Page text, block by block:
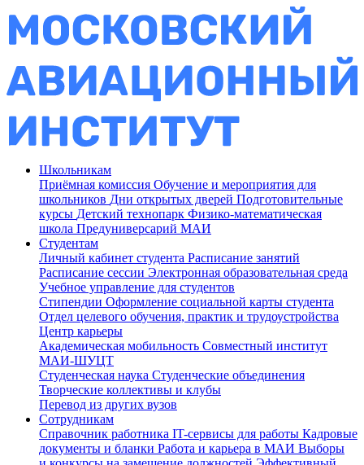
Школьникам
Приёмная комиссия Обучение и мероприятия для
школьников Дни открытых дверей Подготовительные
курсы Детский технопарк Физико-математическая
школа Предуниверсарий МАИ
Студентам
Личный кабинет студента Расписание занятий
Расписание сессии Электронная образовательная среда
Учебное управление для студентов
Стипендии Оформление социальной карты студента
Отдел целевого обучения, практик и трудоустройства
Центр карьеры
Академическая мобильность Совместный институт
МАИ-ШУЦТ
Студенческая наука Студенческие объединения
Творческие коллективы и клубы
Перевод из других вузов
Сотрудникам
Cправочник работника IT-сервисы для работы Кадровые
документы и бланки Работа и карьера в МАИ Выборы